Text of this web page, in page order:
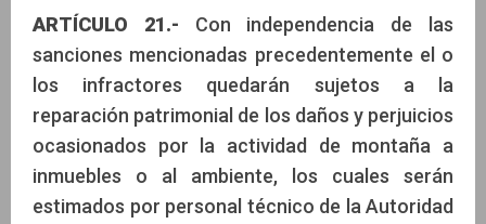
ARTÍCULO 21.- Con independencia de las
sanciones mencionadas precedentemente el o
los infractores quedarán sujetos a la
reparación patrimonial de los daños y perjuicios
ocasionados por la actividad de montaña a
inmuebles o al ambiente, los cuales serán
estimados por personal técnico de la Autoridad